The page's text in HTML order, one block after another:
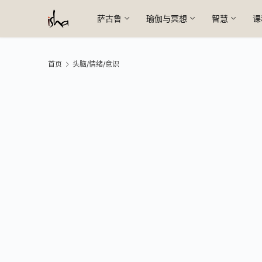
萨古鲁 瑜伽与冥想 智慧
首页 头脑/情绪/意识